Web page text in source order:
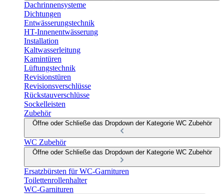
Dachrinnensysteme
Dichtungen
Entwässerungstechnik
HT-Innenentwässerung
Installation
Kaltwasserleitung
Kamintüren
Lüftungstechnik
Revisionstüren
Revisionsverschlüsse
Rückstauverschlüsse
Sockelleisten
Zubehör
Öffne oder Schließe das Dropdown der Kategorie WC Zubehör
WC Zubehör
Öffne oder Schließe das Dropdown der Kategorie WC Zubehör
Ersatzbürsten für WC-Garnituren
Toilettenrollenhalter
WC-Garnituren